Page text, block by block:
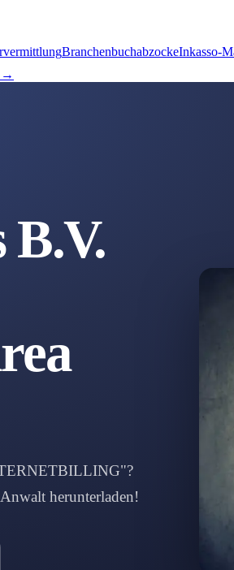
BranchenbuchabzockeInkasso-
→
B.V.
herunterladen!